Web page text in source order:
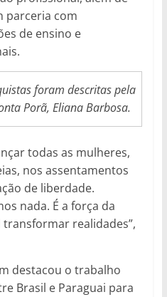
parceria com
de ensino e
foram descritas pela
Porã, Eliana Barbosa.
todas as mulheres,
nos assentamentos
de liberdade.
nada. É a força da
realidades”,
destacou o trabalho
Brasil e Paraguai para